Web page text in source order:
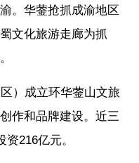
。华蓥抢抓成渝地区
文化旅游走廊为抓
）成立环华蓥山文旅
作和品牌建设。近三
216亿元。